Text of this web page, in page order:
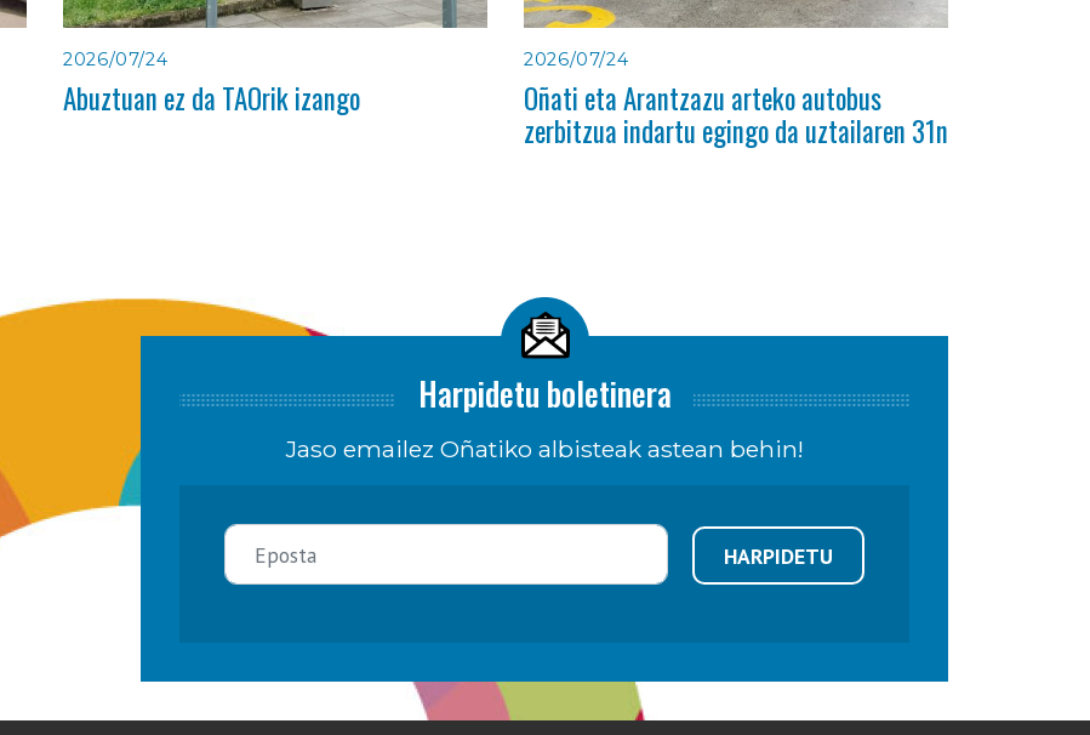
2026/07/24
Abuztuan ez da TAOrik izango
2026/07/24
Oñati eta Arantzazu arteko autobus
zerbitzua indartu egingo da uztailaren 31n
Harpidetu boletinera
Jaso emailez Oñatiko albisteak astean behin!
HARPIDETU